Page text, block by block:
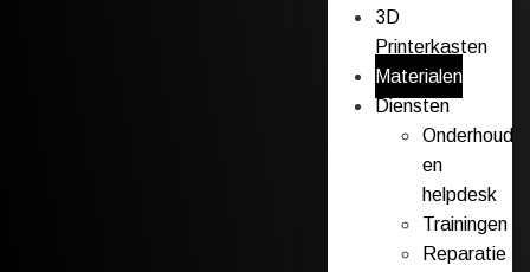
3D
Printerkasten
Materialen
Diensten
Onderhoud
en
helpdesk
Trainingen
Reparatie